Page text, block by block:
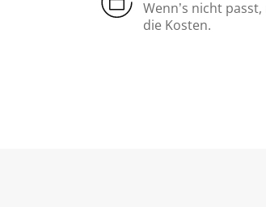
Wenn’s nicht
die Kosten.